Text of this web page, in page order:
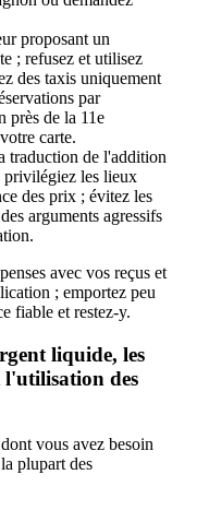
proposant un
; refusez et utilisez
des taxis uniquement
par
près de la 11e
carte.
traduction de l'addition
privilégiez les lieux
des prix ; évitez les
arguments agressifs
avec vos reçus et
; emportez peu
fiable et restez-y.
liquide, les
des
vous avez besoin
plupart des